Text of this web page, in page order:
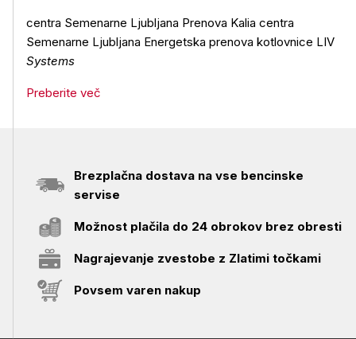
centra Semenarne Ljubljana Prenova Kalia centra
Semenarne Ljubljana Energetska prenova kotlovnice LIV
Systems
Preberite več
Brezplačna dostava na vse bencinske
servise
Možnost plačila do 24 obrokov brez obresti
Nagrajevanje zvestobe z Zlatimi točkami
Povsem varen nakup